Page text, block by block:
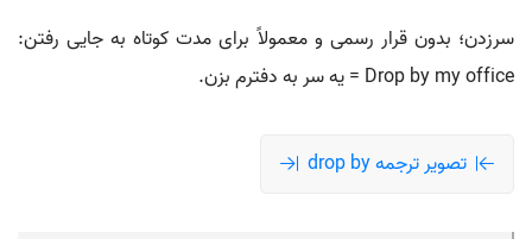
سرزدن؛ بدون قرار رسمی و معمولاً برای مدت کوتاه به جایی رفتن:
Drop by my office = یه سر به دفترم بزن.
تصویر ترجمه drop by